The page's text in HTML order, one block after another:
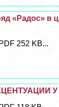
«Радос» в
252 KB...